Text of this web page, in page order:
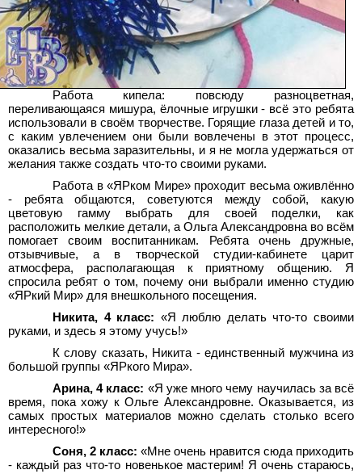
Работа кипела: повсюду разноцветная,
переливающаяся мишура, ёлочные игрушки - всё это ребята
использовали в своём творчестве. Горящие глаза детей и то,
с каким увлечением они были вовлечены в этот процесс,
оказались весьма заразительны, и я не могла удержаться от
желания также создать что-то своими руками.
Работа в «ЯРком Мире» проходит весьма оживлённо
- ребята общаются, советуются между собой, какую
цветовую гамму выбрать для своей поделки, как
расположить мелкие детали, а Ольга Александровна во всём
помогает своим воспитанникам. Ребята очень дружные,
отзывчивые, а в творческой студии-кабинете царит
атмосфера, располагающая к приятному общению. Я
спросила ребят о том, почему они выбрали именно студию
«ЯРкий Мир» для внешкольного посещения.
Никита, 4 класс: «Я люблю делать что-то своими
руками, и здесь я этому учусь!»
К слову сказать, Никита - единственный мужчина из
большой группы «ЯРкого Мира».
Арина, 4 класс: «Я уже много чему научилась за всё
время, пока хожу к Ольге Александровне. Оказывается, из
самых простых материалов можно сделать столько всего
интересного!»
Соня, 2 класс: «Мне очень нравится сюда приходить
- каждый раз что-то новенькое мастерим! Я очень стараюсь,